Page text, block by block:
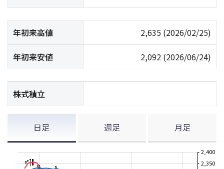
年初来高値 2,635 (2026/02/25)
年初来安値 2,092 (2026/06/24)
株式積立
日足 週足 月足
2,350
2,400